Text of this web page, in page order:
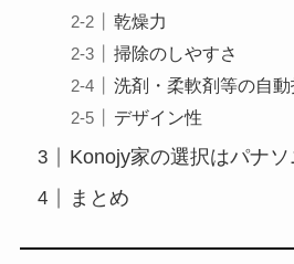
乾燥力
掃除のしやすさ
洗剤・柔軟剤等の自動
デザイン性
Konojy家の選択はパナソ
まとめ